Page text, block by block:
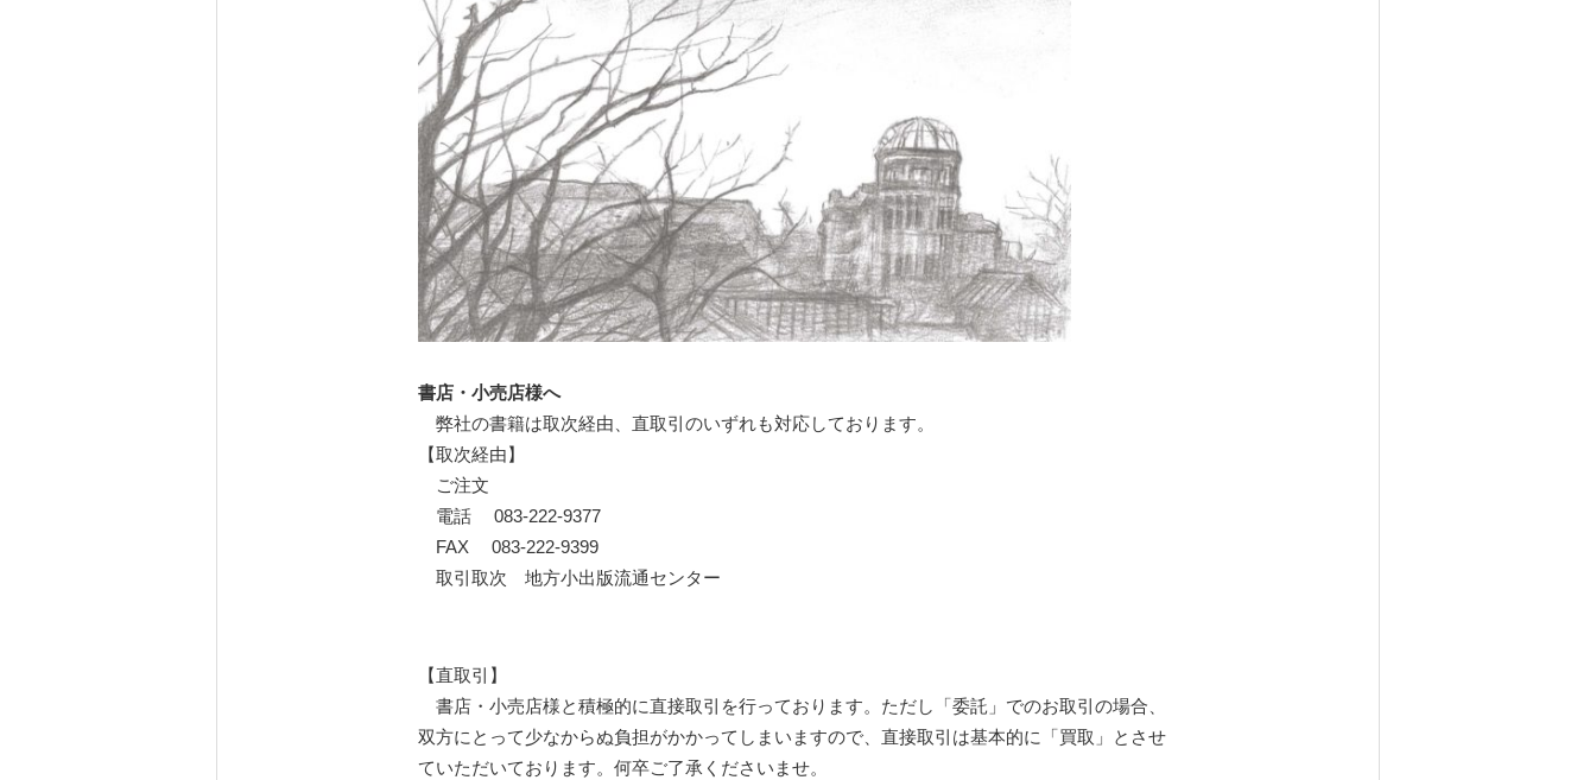
書店・小売店様へ
弊社の書籍は取次経由、直取引のいずれも対応しております。
【取次経由】
ご注文
電話 083-222-9377
FAX 083-222-9399
取引取次 地方小出版流通センター
【直取引】
書店・小売店様と積極的に直接取引を行っております。ただし「委託」でのお取引の場合、
双方にとって少なからぬ負担がかかってしまいますので、直接取引は基本的に「買取」とさせ
ていただいております。何卒ご了承くださいませ。